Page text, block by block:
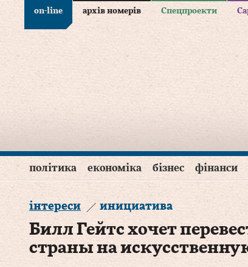
on-line архів номерів Спецпроекти
політика економіка бізнес фінанси
інтереси инициатива
Билл Гейтс хочет
страны на